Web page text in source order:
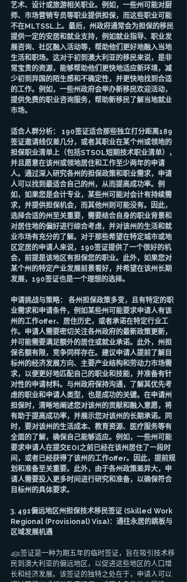
艺术、设计或旅游相关职业。例如，一些州可能对厨
师、市场营销专员等职业提供担保，而这些职业可能
不在MLTSSL上。最后，州政府通常会为担保的移民
提供一定的安居和就业支持，例如就业指导、职业发
展咨询、社区融入活动等，帮助他们更好地融入当地
生活和职场。这对于初到澳大利亚的移民来说，是非
常宝贵的资源，能够帮助他们更快地适应新环境，减
少初到异国的陌生感和不确定性，并更快地找到合适
的工作。例如，一些州政府会举办新移民欢迎活动，
提供免费的职业咨询服务，帮助新移民了解当地就业
市场。
适合人群分析： 190签证适合那些独立打分距离189
签证邀请线仅差几分，或者其职业在某个州或领地的
担保职业清单上（包括STSOL短期技术职业清单），
并且愿意在该州或领地居住和工作至少两年的申请
人。通过深入研究各州的担保政策和职业需求，申请
人可以找到最适合自己的州，从而提高成功率。例
如，如果您是会计专业，某些州可能对会计有持续需
求，并提供担保机会，而其他州则可能没有。因此，
选择合适的州至关重要，需要结合自身的职业背景和
对居住地的偏好进行综合考虑，并对该州的生活和就
业市场有充分的了解。对于那些希望在特定城市或地
区定居的申请人来说，190签证提供了一个很好的机
会，前提是该地区有担保您的职业。此外，如果您对
某个州的特定产业发展前景看好，并希望在该州长期
发展，190签证也是一个理想的选择。
申请挑战与策略： 各州担保政策多变，且有特定的职
业需求和申请条件，例如某些州可能要求申请人有该
州的工作offer、居住历史，或者承诺在特定行业工
作。申请人需要密切关注各州政府的最新政策更新，
并可能需要满足额外的居住或就业承诺。此外，州担
保名额有限，竞争同样存在。建议申请人提前了解目
标州的经济发展方向、主要产业结构和劳动力市场需
求，以便更好地匹配自己的职业和技能，并准备有针
对性的申请材料。与州政府保持沟通，了解其优先考
虑的职业和申请人类型，也是成功的关键。在申请州
担保时，清晰地阐述您对该州的贡献和融入意愿，将
有助于提高成功率，并展示您对该州的长期承诺。同
时，要对该州的生活成本、教育资源、医疗服务等有
全面的了解，确保自己能够适应。例如，一些州可能
要求申请人在提交EOI之前已经在该州居住了一段时
间，或者已经获得了该州的工作offer。因此，提前规
划和准备至关重要。此外，由于各州政策差异大，申
请人需要投入更多时间进行研究和准备，以确保符合
目标州的具体要求。
3. 491偏远地区州担保技术移民签证 (Skilled Work
Regional (Provisional) Visa)：通往永居的跳板与
区域发展机遇
491签证是一种为期五年的临时签证，旨在吸引技术移
民到澳大利亚的偏远地区，以促进这些地区的人口增
长和经济发展。该签证的独特之处在于，申请人可以